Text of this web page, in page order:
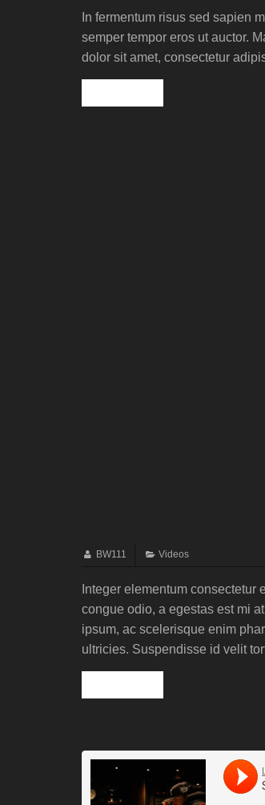
In fermentum risus sed sapien
semper tempor eros ut auctor.
dolor sit amet, consectetur
BW111 Videos
Integer elementum
congue odio, a egestas est mi
ipsum, ac scelerisque enim
ultricies. Suspendisse id velit